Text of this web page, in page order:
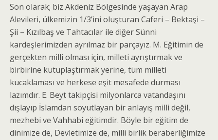
Son olarak; biz Akdeniz Bölgesinde yaşayan Arap
Alevileri, ülkemizin 1/3’ini oluşturan Caferi – Bektaşi –
Şii – Kızılbaş ve Tahtacılar ile diğer Sünni
kardeşlerimizden ayrılmaz bir parçayız. M. Eğitimin de
gerçekten milli olması için, milleti ayrıştırmak ve
birbirine kutuplaştırmak yerine, tüm milleti
kucaklaması ve herkese eşit mesafede durması
lazımdır. E. Beyt takipçisi milyonlarca vatandaşını
dışlayıp İslamdan soyutlayan bir anlayış milli değil,
mezhebi ve Vahhabi eğitimdir. Böyle bir eğitim de
dinimize de, Devletimize de, milli birlik beraberliğimize